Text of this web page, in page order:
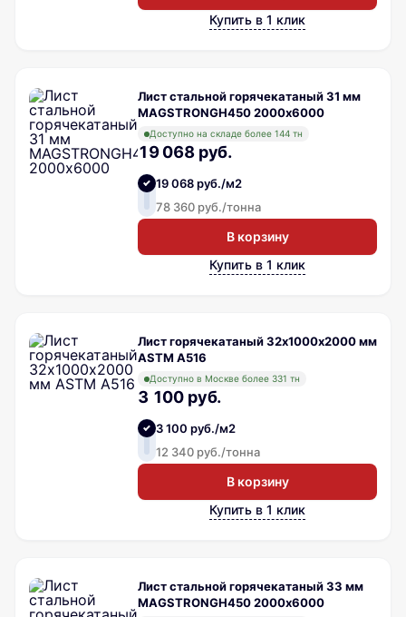
Купить в 1 клик
Лист стальной горячекатаный 31 мм
MAGSTRONGH450 2000х6000
Доступно на складе более 144 тн
19 068 руб.
19 068 руб./м2
78 360 руб./тонна
В корзину
Купить в 1 клик
Лист горячекатаный 32х1000х2000 мм
ASTM A516
Доступно в Москве более 331 тн
3 100 руб.
3 100 руб./м2
12 340 руб./тонна
В корзину
Купить в 1 клик
Лист стальной горячекатаный 33 мм
MAGSTRONGH450 2000х6000